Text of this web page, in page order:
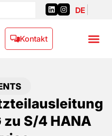
DE
Kontakt
zu S/4 HANA